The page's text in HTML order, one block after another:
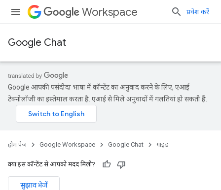
Workspace प्रवेश करें
Google Chat
Google आपकी पसंदीदा भाषा में कॉन्टेंट का अनुवाद करने के लिए, एआई
टेक्नोलॉजी का इस्तेमाल करता है. एआई से मिले अनुवादों में गलतियां हो सकती हैं.
होम पेज Google Workspace Google Chat गाइड
क्या इस कॉन्टेंट से आपको मदद मिली?
सुझाव भेजें